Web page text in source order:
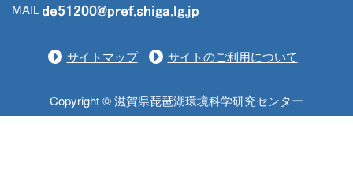
MAIL
サイトマップ サイトのご利用について
Copyright © 滋賀県琵琶湖環境科学研究センター